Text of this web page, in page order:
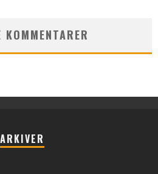
KOMMENTARER
ARKIVER